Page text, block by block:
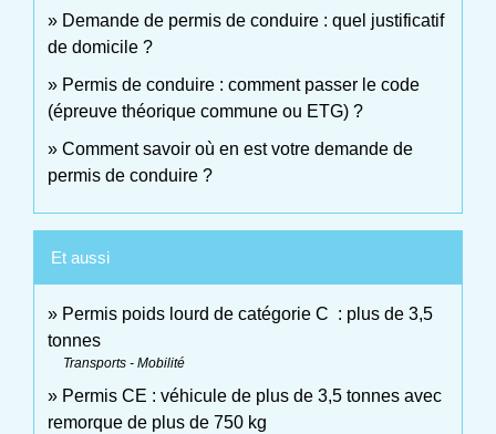
Demande de permis de conduire : quel justificatif
de domicile ?
Permis de conduire : comment passer le code
(épreuve théorique commune ou ETG) ?
Comment savoir où en est votre demande de
permis de conduire ?
Et aussi
Permis poids lourd de catégorie C : plus de 3,5
tonnes
Transports - Mobilité
Permis CE : véhicule de plus de 3,5 tonnes avec
remorque de plus de 750 kg